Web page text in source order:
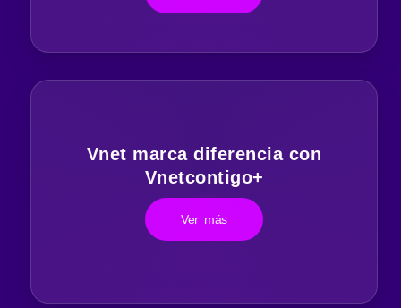
Vnet marca diferencia con
Vnetcontigo+
Ver más